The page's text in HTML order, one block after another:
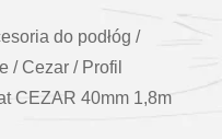
do podłóg /
/ Cezar / Profil
CEZAR 40mm 1,8m